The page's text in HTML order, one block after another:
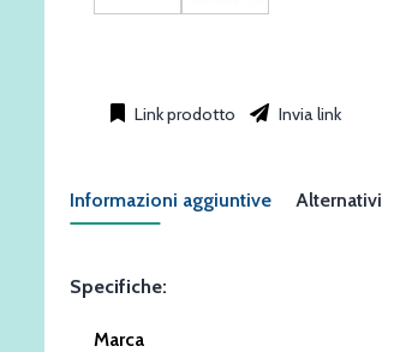
Link prodotto Invia link
Informazioni aggiuntive Alternativi
Specifiche:
Marca